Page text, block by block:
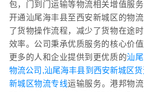
包，门到门运输等物流相关增值服
开通汕尾海丰县至西安新城区的物
了货物操作流程，减少了货物在途
效率。公司秉承优质服务的核心价
更多的人和企业提供到更优质的汕
物流公司,汕尾海丰县到西安新城区
新城区物流专线运输服务。港邦物